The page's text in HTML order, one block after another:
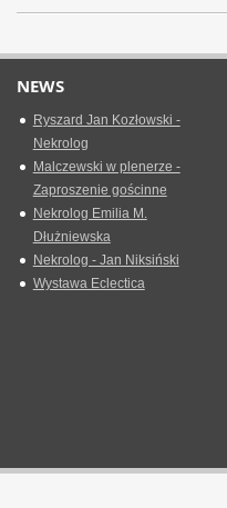
NEWS
Ryszard Jan Kozłowski -
Nekrolog
Malczewski w plenerze -
Zaproszenie gościnne
Nekrolog Emilia M.
Dłużniewska
Nekrolog - Jan Niksiński
Wystawa Eclectica